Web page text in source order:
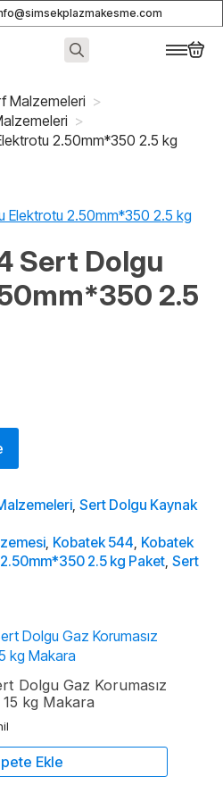
for:
Malzemeleri
2.50mm*350 2.5 kg
Sert Dolgu
2.5
, Sert Dolgu Kaynak
, Kobatek 544, Kobatek
2.5 kg Paket, Sert
Dolgu Gaz Korumasız
kg Makara
Ekle